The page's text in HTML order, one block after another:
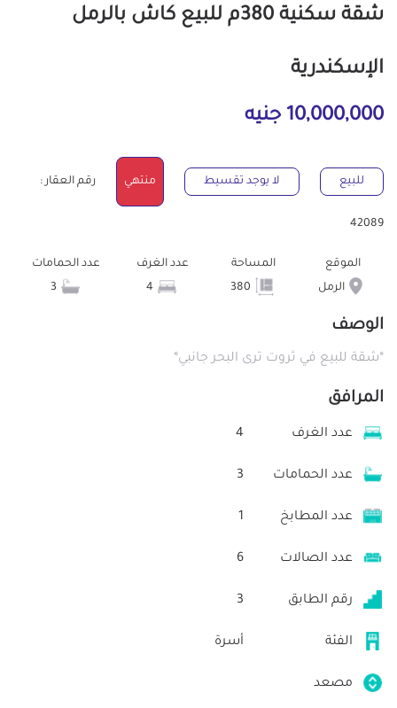
شقة سكنية 380م للبيع كاش بالرمل
الإسكندرية
10,000,000 جنيه
للبيع لا يوجد تقسيط منتهي رقم العقار :
42089
الموقع
الرمل
المساحة
عدد الغرف
عدد الحمامات
الوصف
*شقة للبيع في ثروت ترى البحر جانبي*
المرافق
عدد الغرف 4
عدد الحمامات 3
عدد المطابخ 1
عدد الصالات 6
رقم الطابق 3
الفئة أسرة
مصعد